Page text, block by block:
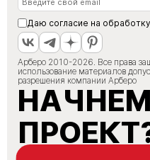
Даю согласие на обработку
Арберо 2010-2026. Все права
использование материалов
разрешения компании Арберо